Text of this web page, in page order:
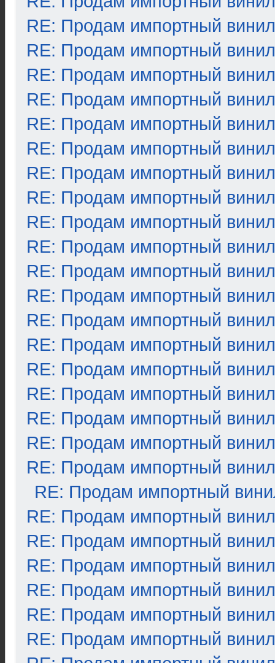
RE: Продам импортный винил
RE: Продам импортный винил
RE: Продам импортный винил
RE: Продам импортный винил
RE: Продам импортный винил
RE: Продам импортный винил
RE: Продам импортный винил
RE: Продам импортный винил
RE: Продам импортный винил
RE: Продам импортный винил
RE: Продам импортный винил
RE: Продам импортный винил
RE: Продам импортный винил
RE: Продам импортный винил
RE: Продам импортный винил
RE: Продам импортный винил
RE: Продам импортный винил
RE: Продам импортный винил
RE: Продам импортный винил
RE: Продам импортный
RE: Продам импортный винил
RE: Продам импортный винил
RE: Продам импортный винил
RE: Продам импортный винил
RE: Продам импортный винил
RE: Продам импортный винил